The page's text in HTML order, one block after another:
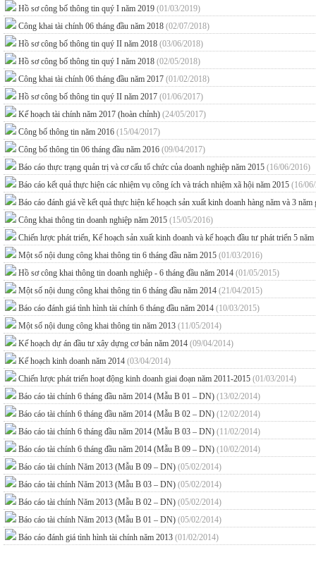
Hồ sơ công bố thông tin quý I năm 2019 (01/03/2019)
Công khai tài chính 06 tháng đầu năm 2018 (02/07/2018)
Hồ sơ công bố thông tin quý II năm 2018 (03/06/2018)
Hồ sơ công bố thông tin quý I năm 2018 (02/05/2018)
Công khai tài chính 06 tháng đầu năm 2017 (01/02/2018)
Hồ sơ công bố thông tin quý II năm 2017 (01/06/2017)
Kế hoạch tài chính năm 2017 (hoàn chỉnh) (24/05/2017)
Công bố thông tin năm 2016 (15/04/2017)
Công bố thông tin 06 tháng đầu năm 2016 (09/04/2017)
Báo cáo thực trạng quản trị và cơ cấu tổ chức của doanh nghiệp năm 2015 (16/06/2016)
Báo cáo kết quả thực hiện các nhiệm vụ công ích và trách nhiệm xã hội năm 2015 (16/
Báo cáo đánh giá về kết quả thực hiện kế hoạch sản xuất kinh doanh hàng năm và 3 năm
Công khai thông tin doanh nghiệp năm 2015 (15/05/2016)
Chiến lược phát triển, Kế hoạch sản xuất kinh doanh và kế hoạch đầu tư phát triển 5
Một số nội dung công khai thông tin 6 tháng đầu năm 2015 (01/03/2016)
Hồ sơ công khai thông tin doanh nghiệp - 6 tháng đầu năm 2014 (01/05/2015)
Một số nội dung công khai thông tin 6 tháng đầu năm 2014 (21/04/2015)
Báo cáo đánh giá tình hình tài chính 6 tháng đầu năm 2014 (10/03/2015)
Một số nội dung công khai thông tin năm 2013 (11/05/2014)
Kế hoạch dự án đầu tư xây dựng cơ bản năm 2014 (09/04/2014)
Kế hoạch kinh doanh năm 2014 (03/04/2014)
Chiến lược phát triển hoạt động kinh doanh giai đoạn năm 2011-2015 (01/03/2014)
Báo cáo tài chính 6 tháng đầu năm 2014 (Mẫu B 01 – DN) (13/02/2014)
Báo cáo tài chính 6 tháng đầu năm 2014 (Mẫu B 02 – DN) (12/02/2014)
Báo cáo tài chính 6 tháng đầu năm 2014 (Mẫu B 03 – DN) (11/02/2014)
Báo cáo tài chính 6 tháng đầu năm 2014 (Mẫu B 09 – DN) (10/02/2014)
Báo cáo tài chính Năm 2013 (Mẫu B 09 – DN) (05/02/2014)
Báo cáo tài chính Năm 2013 (Mẫu B 03 – DN) (05/02/2014)
Báo cáo tài chính Năm 2013 (Mẫu B 02 – DN) (05/02/2014)
Báo cáo tài chính Năm 2013 (Mẫu B 01 – DN) (05/02/2014)
Báo cáo đánh giá tình hình tài chính năm 2013 (01/02/2014)